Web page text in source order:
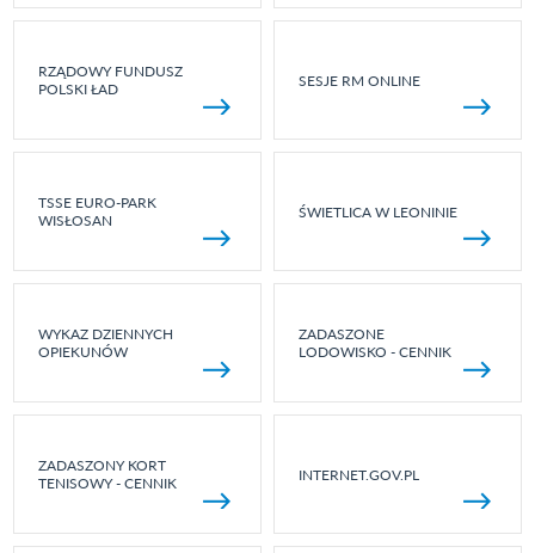
RZĄDOWY FUNDUSZ
POLSKI ŁAD
SESJE RM ONLINE
TSSE EURO-PARK
WISŁOSAN
ŚWIETLICA W LEONINIE
WYKAZ DZIENNYCH
OPIEKUNÓW
ZADASZONE
LODOWISKO - CENNIK
ZADASZONY KORT
TENISOWY - CENNIK
INTERNET.GOV.PL